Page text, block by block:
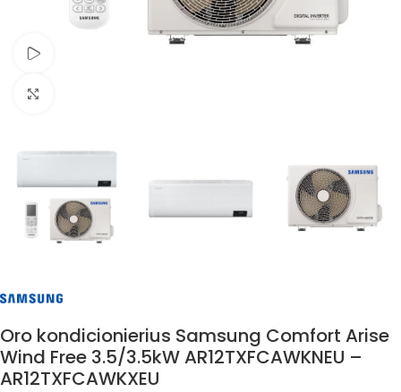
Oro kondicionierius Samsung Comfort Arise
Wind Free 3.5/3.5kW AR12TXFCAWKNEU –
AR12TXFCAWKXEU